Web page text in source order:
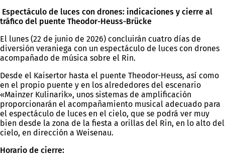
Espectáculo de luces con drones: indicaciones y cierre al
tráfico del puente Theodor-Heuss-Brücke
El lunes (22 de junio de 2026) concluirán cuatro días de
diversión veraniega con un espectáculo de luces con drones
acompañado de música sobre el Rin.
Desde el Kaisertor hasta el puente Theodor-Heuss, así como
en el propio puente y en los alrededores del escenario
«Mainzer Kulinarik», unos sistemas de amplificación
proporcionarán el acompañamiento musical adecuado para
el espectáculo de luces en el cielo, que se podrá ver muy
bien desde la zona de la fiesta a orillas del Rin, en lo alto del
cielo, en dirección a Weisenau.
Horario de cierre: